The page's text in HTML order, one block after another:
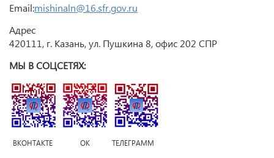
Email:mishinaln@16.sfr.gov.ru
Адрес
420111, г. Казань, ул. Пушкина 8, офис 202 СПР
МЫ В СОЦСЕТЯХ:
ВКОНТАКТЕ ОК ТЕЛЕГРАММ